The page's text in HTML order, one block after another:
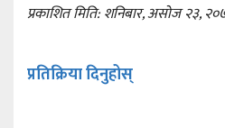
प्रकाशित मिति: शनिबार, असोज २३,
प्रतिक्रिया दिनुहोस्